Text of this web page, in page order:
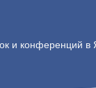
и конференций в